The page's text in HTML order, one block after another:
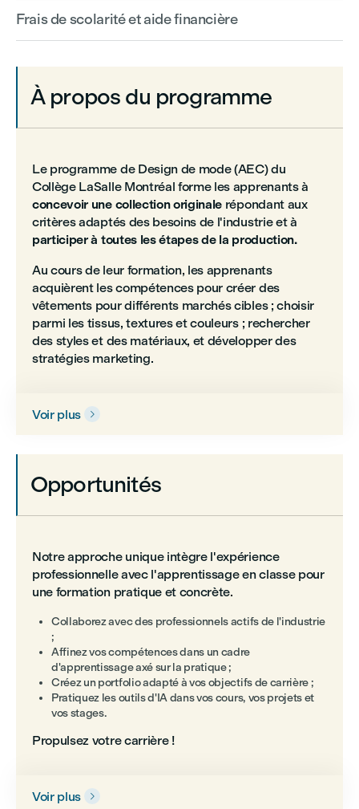
Frais de scolarité et aide financière
À propos du programme
Le programme de Design de mode (AEC) du
Collège LaSalle Montréal forme les apprenants à
concevoir une collection originale répondant aux
critères adaptés des besoins de l'industrie et à
participer à toutes les étapes de la production.
Au cours de leur formation, les apprenants
acquièrent les compétences pour créer des
vêtements pour différents marchés cibles ; choisir
parmi les tissus, textures et couleurs ; rechercher
des styles et des matériaux, et développer des
stratégies marketing.
Voir plus 
Opportunités
Notre approche unique intègre l'expérience
professionnelle avec l'apprentissage en classe pour
une formation pratique et concrète.
Collaborez avec des professionnels actifs de l'industrie
;
Affinez vos compétences dans un cadre
d'apprentissage axé sur la pratique ;
Créez un portfolio adapté à vos objectifs de carrière ;
Pratiquez les outils d'IA dans vos cours, vos projets et
vos stages.
Propulsez votre carrière !
Voir plus 